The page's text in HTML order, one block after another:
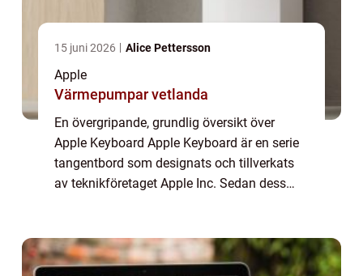
15 juni 2026 Alice Pettersson
Apple
Värmepumpar vetlanda
En övergripande, grundlig översikt över
Apple Keyboard Apple Keyboard är en serie
tangentbord som designats och tillverkats
av teknikföretaget Apple Inc. Sedan dess